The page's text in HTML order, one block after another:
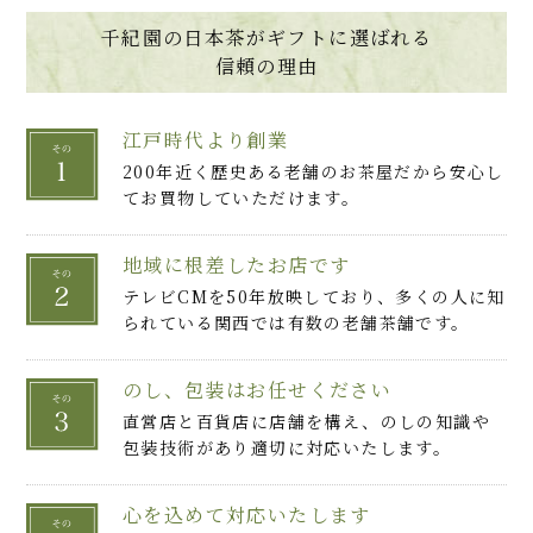
千紀園の日本茶がギフトに選ばれる
信頼の理由
江戸時代より創業
200年近く歴史ある老舗のお茶屋だから安心し
てお買物していただけます。
地域に根差したお店です
テレビCMを50年放映しており、多くの人に知
られている関西では有数の老舗茶舗です。
のし、包装はお任せください
直営店と百貨店に店舗を構え、のしの知識や
包装技術があり適切に対応いたします。
心を込めて対応いたします